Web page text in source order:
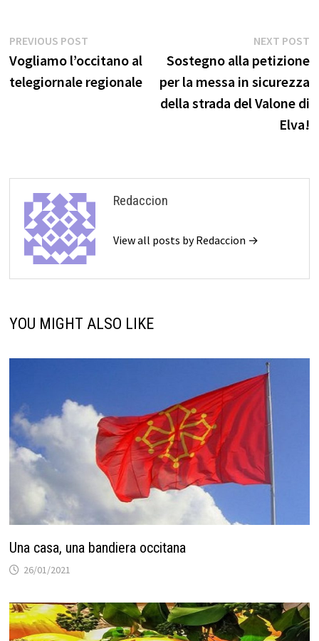
Navigazione
articoli
PREVIOUS POSTPrevious
post:
Vogliamo l’occitano al
telegiornale regionale
NEXT POST
Sostegno alla petizione
per la messa in sicurezza
della strada del Valone di
Elva!
Redaccion
View all posts by Redaccion →
YOU MIGHT ALSO LIKE
Una casa, una bandiera occitana
26/01/2021